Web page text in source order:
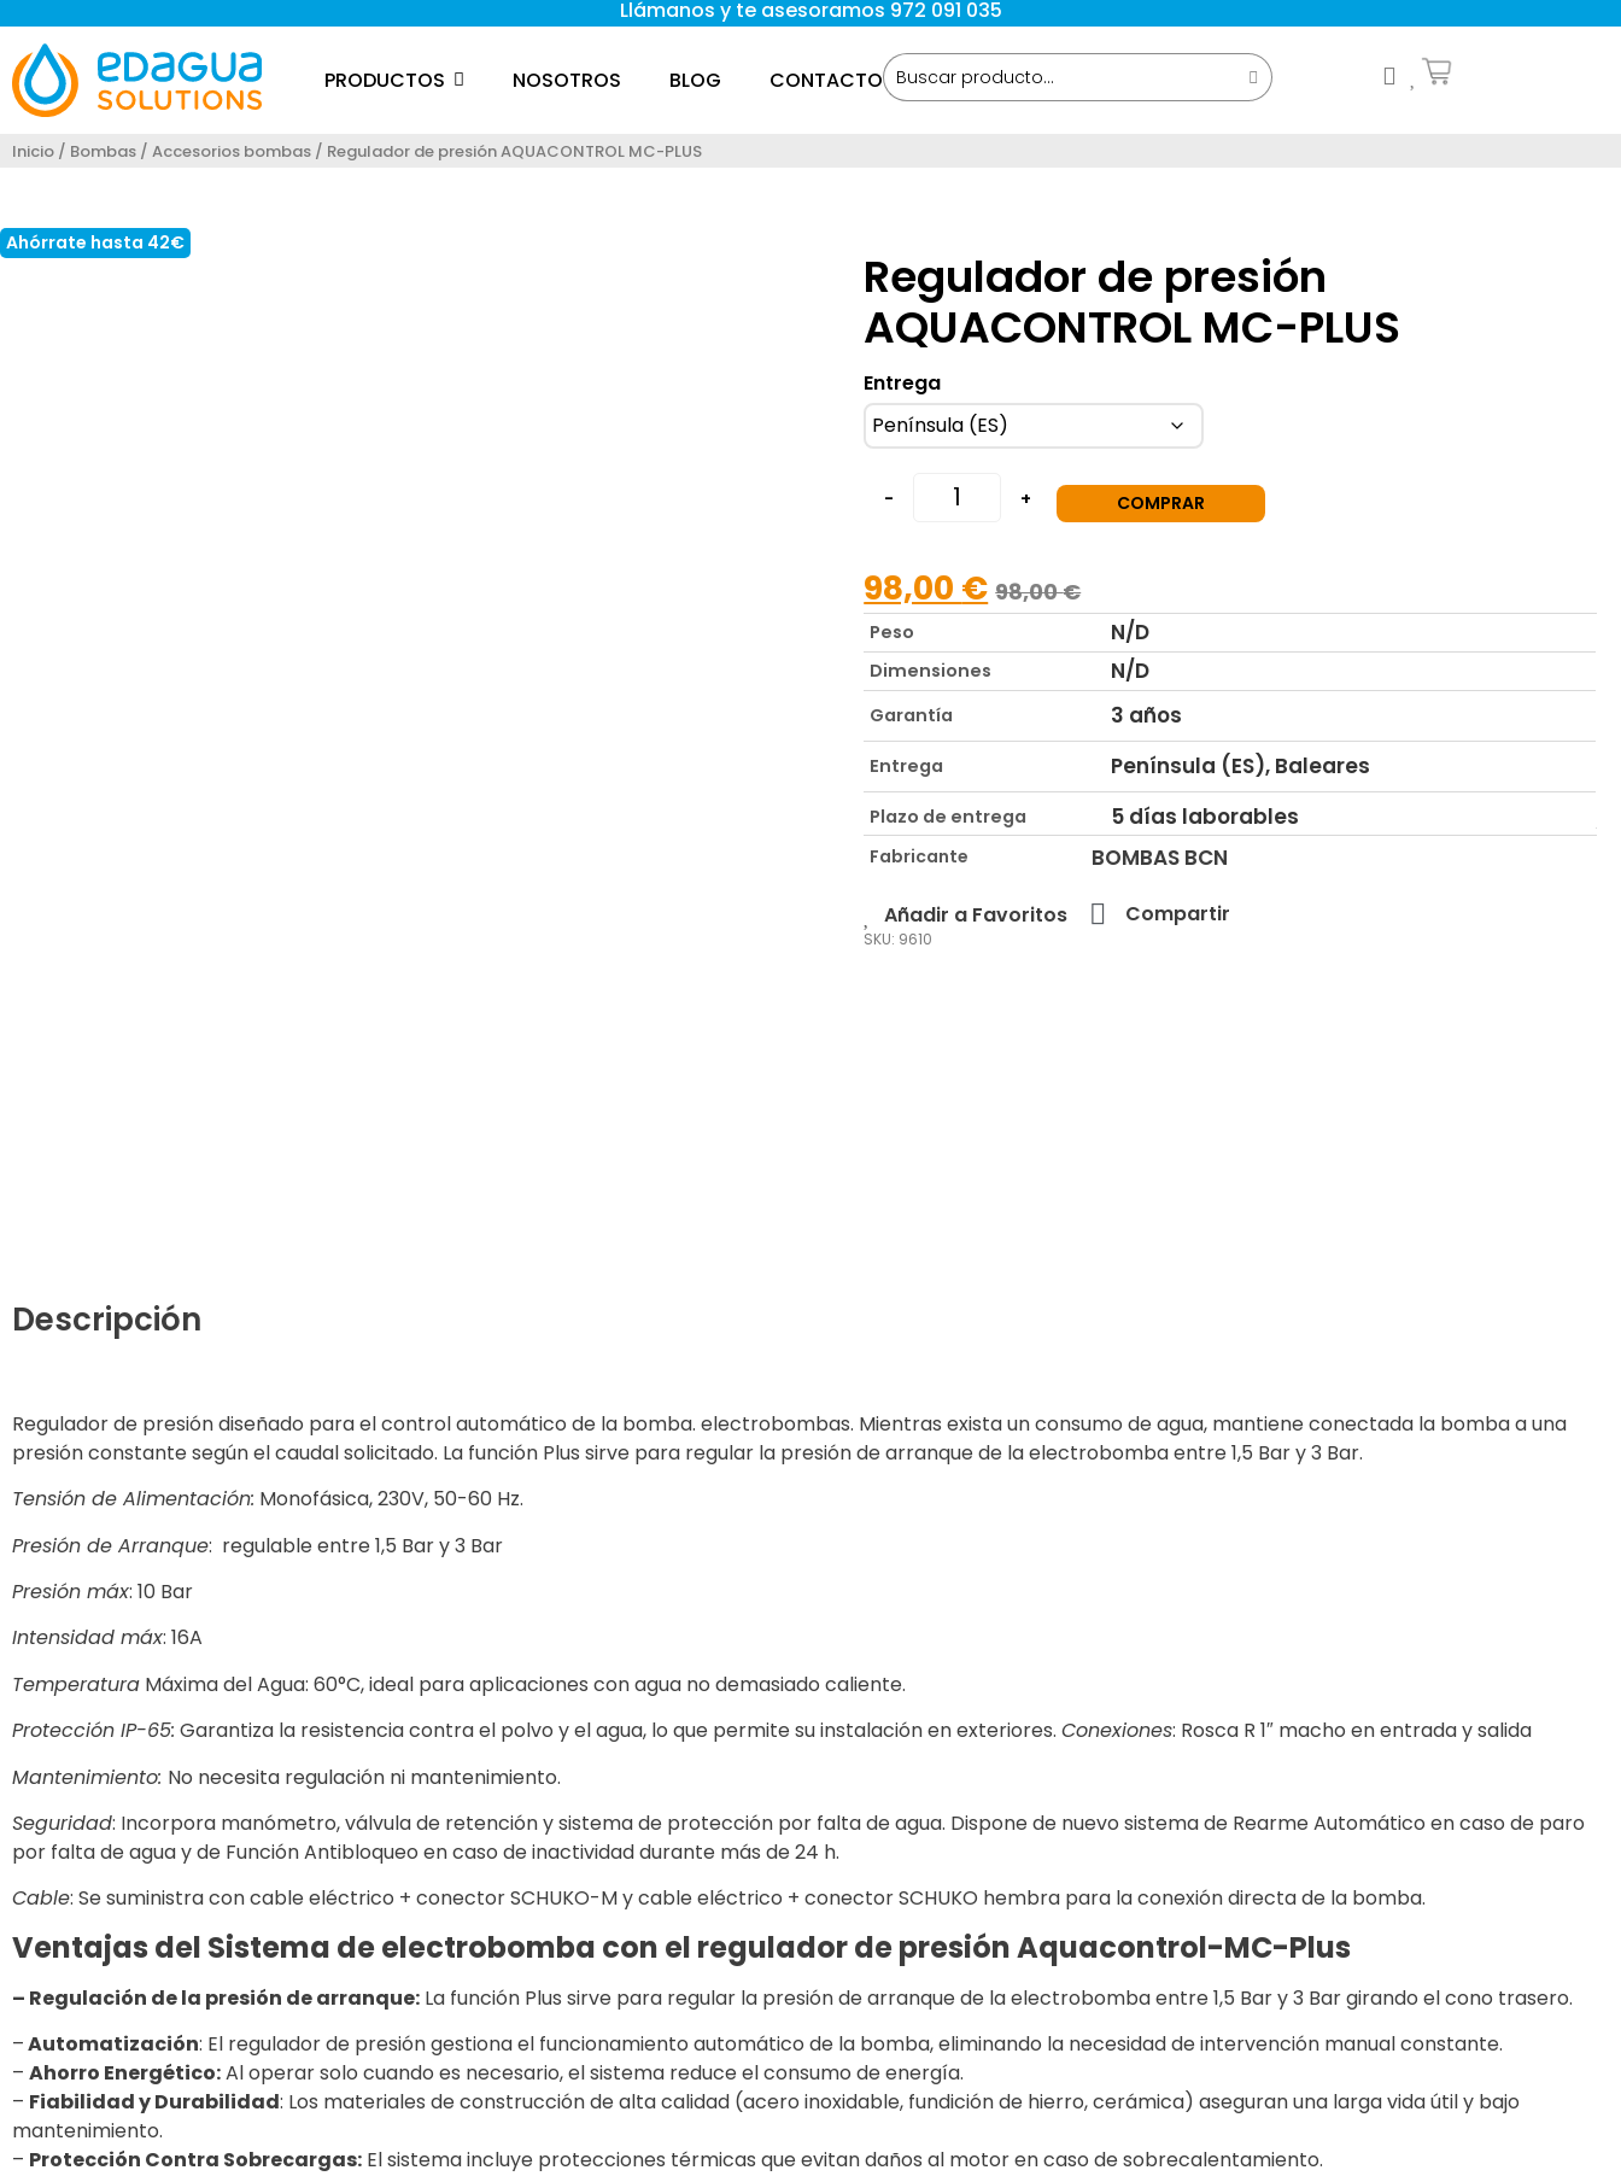
Llámanos y te asesoramos 972 091 035
PRODUCTOS NOSOTROS BLOG CONTACTO
Inicio / Bombas / Accesorios bombas / Regulador de presión AQUACONTROL MC-PLUS
Ahórrate hasta 42€
Loading...
Regulador de presión
AQUACONTROL MC-PLUS
Entrega
- + COMPRAR
98,00 € 98,00€
Peso N/D
Dimensiones N/D
Garantía 3 años
Entrega Península (ES), Baleares
Plazo de entrega 5 días laborables
Fabricante BOMBAS BCN
Añadir a Favoritos Compartir
SKU: 9610
Descripción
Regulador de presión diseñado para el control automático de la bomba. electrobombas. Mientras exista un consumo de agua, mantiene conectada la bomba a una
presión constante según el caudal solicitado. La función Plus sirve para regular la presión de arranque de la electrobomba entre 1,5 Bar y 3 Bar.
Tensión de Alimentación: Monofásica, 230V, 50-60 Hz.
Presión de Arranque: regulable entre 1,5 Bar y 3 Bar
Presión máx: 10 Bar
Intensidad máx: 16A
Temperatura Máxima del Agua: 60°C, ideal para aplicaciones con agua no demasiado caliente.
Protección IP-65: Garantiza la resistencia contra el polvo y el agua, lo que permite su instalación en exteriores. Conexiones: Rosca R 1″ macho en entrada y salida
Mantenimiento: No necesita regulación ni mantenimiento.
Seguridad: Incorpora manómetro, válvula de retención y sistema de protección por falta de agua. Dispone de nuevo sistema de Rearme Automático en caso de paro
por falta de agua y de Función Antibloqueo en caso de inactividad durante más de 24 h.
Cable: Se suministra con cable eléctrico + conector SCHUKO-M y cable eléctrico + conector SCHUKO hembra para la conexión directa de la bomba.
Ventajas del Sistema de electrobomba con el regulador de presión Aquacontrol-MC-Plus
– Regulación de la presión de arranque: La función Plus sirve para regular la presión de arranque de la electrobomba entre 1,5 Bar y 3 Bar girando el cono trasero.
–Automatización: El regulador de presión gestiona el funcionamiento automático de la bomba, eliminando la necesidad de intervención manual constante.
– Ahorro Energético:Al operar solo cuando es necesario, el sistema reduce el consumo de energía.
– Fiabilidad y Durabilidad: Los materiales de construcción de alta calidad (acero inoxidable, fundición de hierro, cerámica) aseguran una larga vida útil y bajo
mantenimiento.
– Protección Contra Sobrecargas: El sistema incluye protecciones térmicas que evitan daños al motor en caso de sobrecalentamiento.